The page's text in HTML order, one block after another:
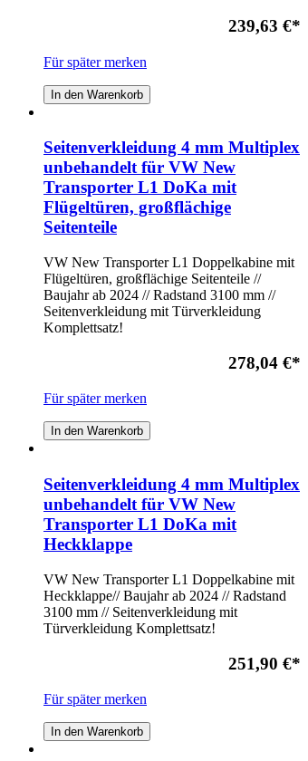
239,63 €*
Für später merken
In den Warenkorb
Seitenverkleidung 4 mm Multiplex
unbehandelt für VW New
Transporter L1 DoKa mit
Flügeltüren, großflächige
Seitenteile
VW New Transporter L1 Doppelkabine mit
Flügeltüren, großflächige Seitenteile //
Baujahr ab 2024 // Radstand 3100 mm //
Seitenverkleidung mit Türverkleidung
Komplettsatz!
278,04 €*
Für später merken
In den Warenkorb
Seitenverkleidung 4 mm Multiplex
unbehandelt für VW New
Transporter L1 DoKa mit
Heckklappe
VW New Transporter L1 Doppelkabine mit
Heckklappe// Baujahr ab 2024 // Radstand
3100 mm // Seitenverkleidung mit
Türverkleidung Komplettsatz!
251,90 €*
Für später merken
In den Warenkorb